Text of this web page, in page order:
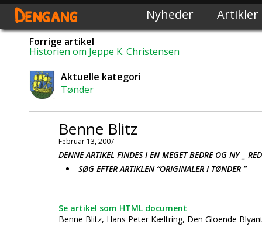
Dengang Nyheder Artikler
Forrige artikel
Historien om Jeppe K. Christensen
Aktuelle kategori
Tønder
Benne Blitz
Februar 13, 2007
DENNE ARTIKEL FINDES I EN MEGET BEDRE OG NY _
SØG EFTER ARTIKLEN “ORIGINALER I TØNDER ”
Se artikel som HTML document
Benne Blitz, Hans Peter Kæltring, Den Gloende